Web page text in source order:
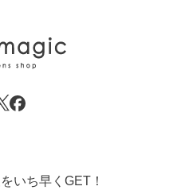
いち早くGET！